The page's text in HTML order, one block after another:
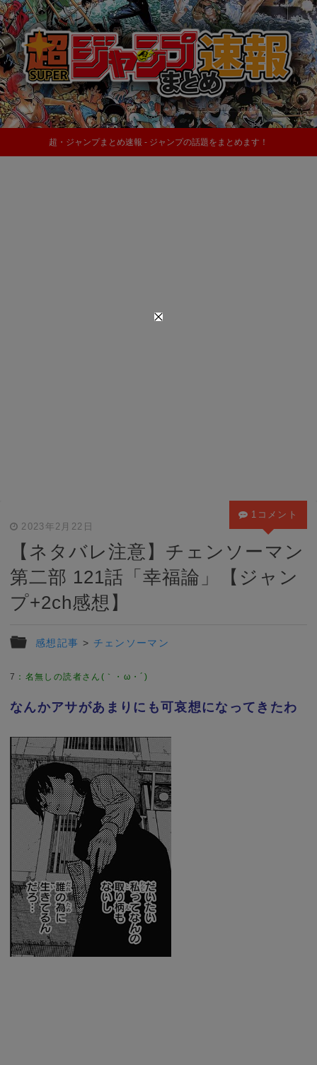
超・ジャンプまとめ速報 - ジャンプの話題をまとめます！
2023年2月22日
【ネタバレ注意】チェンソーマン
第二部 121話「幸福論」【ジャン
プ+2ch感想】
感想記事 > チェンソーマン
1コメント
7 ： 名無しの読者さん(｀・ω・´)
なんかアサがあまりにも可哀想になってきたわ